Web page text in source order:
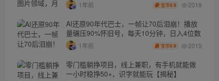
1年前 宝币9.9 2019
AI还原90年代巴士，一帧让70后泪崩！播放
量碾压90%怀旧号，每天10分钟，日入4位数
1年前 宝币9.9 2015
零门槛躺挣项目，线上兼职，有手机就能做
一小时稳挣50+，识字就能玩【揭秘】